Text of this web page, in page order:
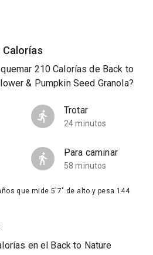
Calorías
210 Calorías de Back to
& Pumpkin Seed Granola?
Trotar
24 minutos
Para caminar
58 minutos
que mide 5'7" de alto y pesa 144
en el Back to Nature